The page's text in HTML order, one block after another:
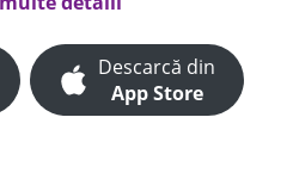
Descarcă din
App Store